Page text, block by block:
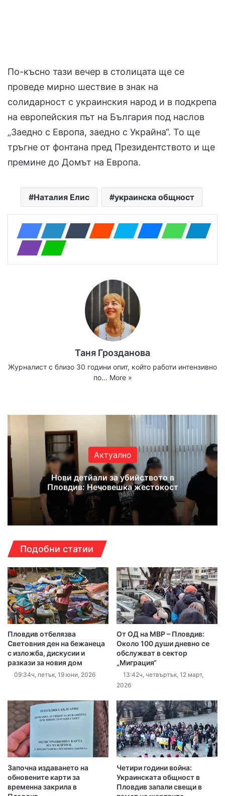
По-късно тази вечер в столицата ще се
проведе мирно шествие в знак на
солидарност с украинския народ и в подкрепа
на европейския път на България под наслов
„Заедно с Европа, заедно с Украйна“. То ще
тръгне от фонтана пред Президентството и ще
премине до Домът на Европа.
Наталия Елис украинска общност
Таня Грозданова
Журналист с близо 30 години опит, който работи интензивно
по… More »
Актуално
Нови детйали за убийството в
Пловдив: Нечовешка жестокост
Подобни статии
Пловдив отбелязва
Световния ден на бежанеца
с изложба, дискусии и
разкази за новия дом
09:34ч, петък, 19 юни, 2026
От ОД на МВР – Пловдив:
Около 100 души дневно се
обслужват в сектор
„Миграция“
13:42ч, четвъртък, 12 март,
2026
Започна издаването на
обновените карти за
временна закрила в
Четири години война:
Украинската общност в
Пловдив запали свещи в